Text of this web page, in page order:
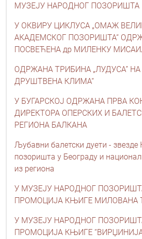
МУЗЕЈУ НАРОДНОГ ПОЗОРИШТА
У ОКВИРУ ЦИКЛУСА „ОМАЖ
АКАДЕМСКОГ ПОЗОРИШТА“
ПОСВЕЋЕНА др МИЛЕНКУ
ОДРЖАНА ТРИБИНА „ЛУДУСА” НА
ДРУШТВЕНА КЛИМА“
У БУГАРСКОЈ ОДРЖАНА ПРВА
ДИРЕКТОРА ОПЕРСКИХ И
РЕГИОНА БАЛКАНА
Љубавни балетски дуети - звезде
позоришта у Београду и
из региона
У МУЗЕЈУ НАРОДНОГ
ПРОМОЦИЈА КЊИГЕ МИЛОВАНА
У МУЗЕЈУ НАРОДНОГ
ПРОМОЦИЈА КЊИГЕ